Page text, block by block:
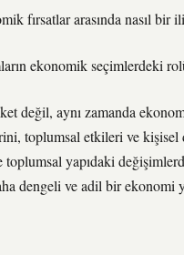
fırsatlar arasında nasıl bir
ekonomik seçimlerdeki
değil, aynı zamanda
toplumsal etkileri ve
yapıdaki
dengeli ve adil bir ekonomi